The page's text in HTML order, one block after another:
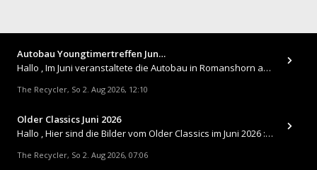
Autobau Youngtimertreffen Jun…
Hallo , Im Juni veranstaltete die Autobau in Romanshorn auf ihrem Gelände ein kleines Youngtimertreffen : https://up.
The Recycler, So 2. Aug 2026, 12:10
Older Classics Juni 2026
​Hallo , Hier sind die Bilder vom Older Classics im Juni 2026 : https://up.picr.de/51155940wd.jpg https://up.pic
The Recycler, So 2. Aug 2026, 07:06